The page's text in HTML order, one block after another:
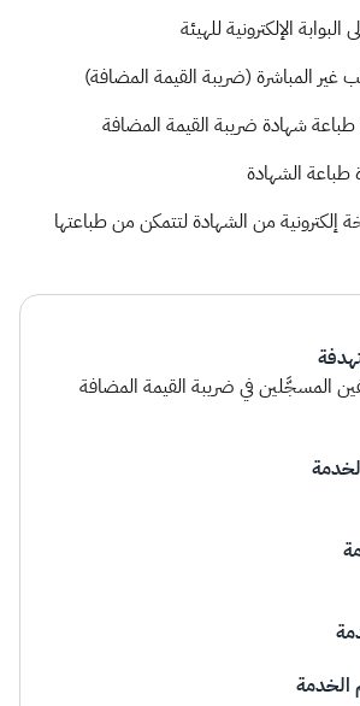
الإلكترونية للهيئة
غير المباشرة (ضريبة القيمة المضافة)
طباعة شهادة ضريبة القيمة المضافة
الشهادة
من الشهادة لتتمكن من طباعتها
المسجَّلين في ضريبة القيمة المضافة
الخدمة